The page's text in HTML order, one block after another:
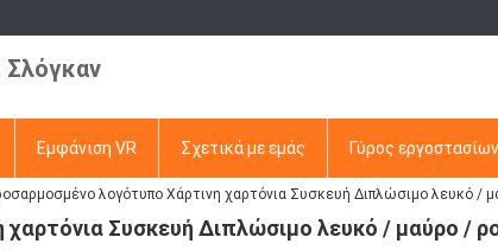
Εμφάνιση VR Σχετικά με εμάς Γύρος εργοστασίων
λογότυπο Χάρτινη χαρτόνια Συσκευή Διπλώσιμο λευκό /
Συσκευή Διπλώσιμο λευκό / μαύρο /